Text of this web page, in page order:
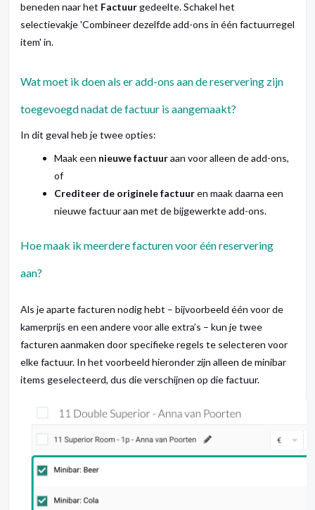
beneden naar het Factuurgedeelte. Schakel het
selectievakje'Combineer dezelfde add-ons in één factuurregel
item' in.
Wat moet ik doen als er add-ons aan de reservering zijn
toegevoegd nadat de factuur is aangemaakt?
In dit geval heb je twee opties:
Maak een nieuwe factuuraan voor alleen de add-ons,
of
Crediteer de originele factuuren maak daarna een
nieuwe factuur aan met de bijgewerkte add-ons.
Hoe maak ik meerdere facturen voor één reservering
aan?
Als je aparte facturen nodig hebt – bijvoorbeeld één voor de
kamerprijs en een andere voor alle extra’s – kun je twee
facturen aanmaken door specifieke regels te selecteren voor
elke factuur. In het voorbeeld hieronder zijn alleen de minibar
items geselecteerd, dus die verschijnen op die factuur.